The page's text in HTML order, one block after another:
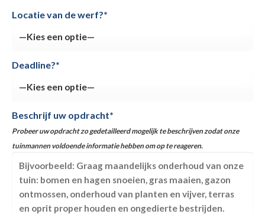
Locatie van de werf?*
Deadline?*
Beschrijf uw opdracht*
Probeer uw opdracht zo gedetailleerd mogelijk te beschrijven zodat onze
tuinmannen voldoende informatie hebben om op te reageren.